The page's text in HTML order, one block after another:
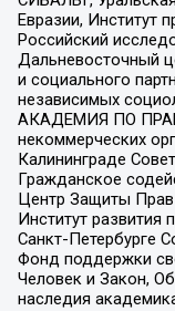
Евразии, Институт
Российский
Дальневосточный
и социального
независимых
АКАДЕМИЯ ПО
некоммерческих
Калининграде
Гражданское
Центр Защиты
Институт развития
Санкт-Петербурге
Фонд поддержки
Человек и Закон,
наследия